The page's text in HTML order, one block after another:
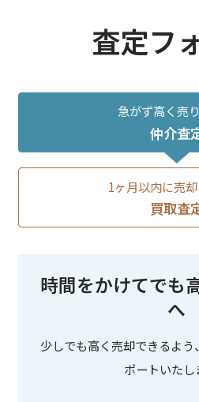
査定フ
急がず高く売
仲介査
1ヶ月以内に売却
買取査
時間をかけてでも
へ
少しでも高く売却できるよ
ポートいたし